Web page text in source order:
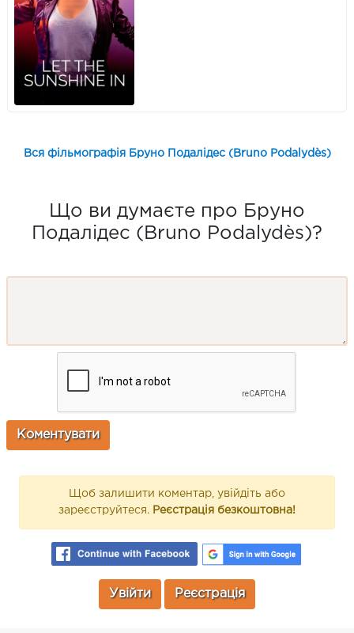
Вся фільмографія Бруно Подалідес (Bruno Podalydès)
Що ви думаєте про Бруно
Подалідес (Bruno Podalydès)?
Щоб залишити коментар, увійдіть або
зареєструйтеся. Реєстрація безкоштовна!
Увійти Реєстрація